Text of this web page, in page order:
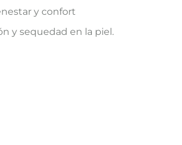
y confort
y sequedad en la piel.